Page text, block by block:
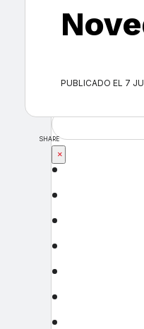
×
PUBLICADO EL 7
SHARE